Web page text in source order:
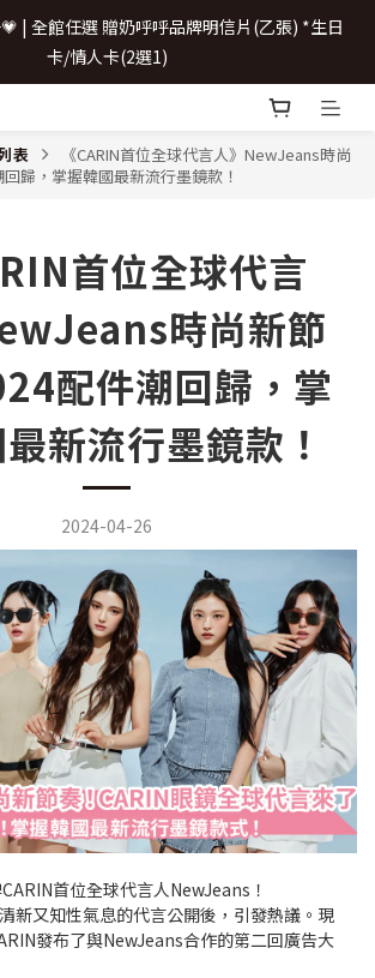
卡/情人卡(2選1)
卡/情人卡(2選1)
卡/情人卡(2選1)
表
《CARIN首位全球代言人》NewJeans時尚
歸，掌握韓國最新流行墨鏡款！
首位全球代言
時尚新節
配件潮回歸，掌
新流行墨鏡款！
2024-04-26
首位全球代言人NewJeans！
新又知性氣息的代言公開後，引發熱議。現
發布了與NewJeans合作的第二回廣告大